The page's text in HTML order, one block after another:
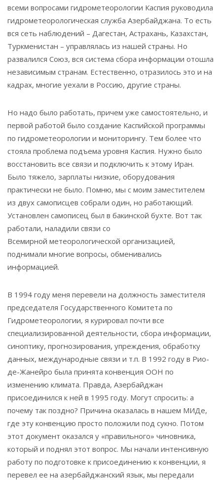
всеми вопросами гидрометеорологии Каспия руководила
гидрометеорологическая служба Азербайджана. То есть
вся сеть наблюдений – Дагестан, Астрахань, Казахстан,
Туркменистан – управлялась из нашей страны. Но
развалился Союз, вся система сбора информации отошла
независимым странам. Естественно, отразилось это и на
кадрах, многие уехали в Россию, другие страны.
Но надо было работать, причем уже самостоятельно, и
первой работой было создание Каспийской программы
по гидрометеорологии и мониторингу. Тем более что
стояла проблема подъема уровня Каспия. Нужно было
восстановить все связи и подключить к этому Иран.
Было тяжело, зарплаты низкие, оборудования
практически не было. Помню, мы с моим заместителем
из двух самописцев собрали один, но работающий.
Установлен самописец был в бакинской бухте. Вот так
работали, наладили связи со
Всемирной метеорологической организацией,
поднимали многие вопросы, обменивались
информацией.
В 1994 году меня перевели на должность заместителя
председателя Государственного Комитета по
Гидрометеорологии, я курировал почти все
специализированной деятельности, сбора информации,
синоптику, прогнозирования, упреждения, обработку
данных, международные связи и т.п. В 1992 году в Рио-
де-Жанейро была принята конвенция ООН по
изменению климата. Правда, Азербайджан
присоединился к ней в 1995 году. Могут спросить: а
почему так поздно? Причина оказалась в нашем МИДе,
где эту конвенцию просто положили под сукно. Потом
этот документ оказался у «правильного» чиновника,
который и поднял этот вопрос. Мы начали интенсивную
работу по подготовке к присоединению к конвенции, я
перевел ее на азербайджанский язык, мы передали